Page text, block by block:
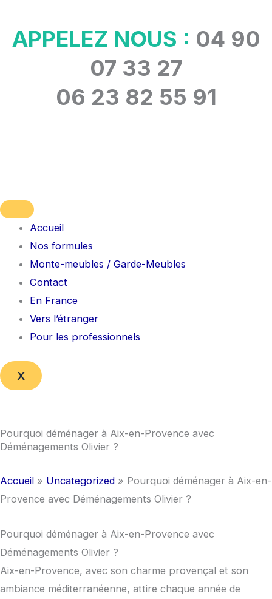
contenu
APPELEZ NOUS : 04 90
07 33 27
06 23 82 55 91
Accueil
Nos formules
Monte-meubles / Garde-Meubles
Contact
En France
Vers l’étranger
Pour les professionnels
X
Pourquoi déménager à Aix-en-Provence avec
Déménagements Olivier ?
Accueil » Uncategorized » Pourquoi déménager à Aix-en-
Provence avec Déménagements Olivier ?
Pourquoi déménager à Aix-en-Provence avec
Déménagements Olivier ?
Aix-en-Provence, avec son charme provençal et son
ambiance méditerranéenne, attire chaque année de